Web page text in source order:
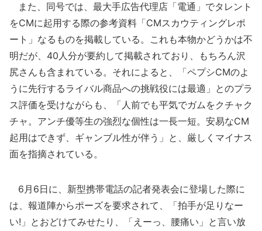
また、同号では、最大手広告代理店「電通」でタレント
をCMに起用する際の参考資料「CMスカウティングレポ
ート」なるものを掲載している。これも本物かどうかは不
明だが、40人分が要約して掲載されており、もちろん沢
尻さんも含まれている。それによると、「ペプシCMのよ
うに先行するライバル商品への挑戦役には最適」とのプラ
ス評価を受けながらも、「人前でも平気でガムをクチャク
チャ。アンチ優等生の強烈な個性は一長一短。安易なCM
起用はできず、ギャンブル性が伴う」と、厳しくマイナス
面を指摘されている。
6月6日に、新型携帯電話の記者発表会に登場した際に
は、報道陣からポーズを要求されて、「拍手が足りなー
い!」とおどけてみせたり、「えーっ、腰痛い」と言い放